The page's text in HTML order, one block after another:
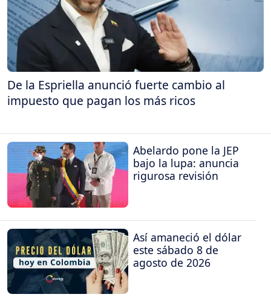
De la Espriella anunció fuerte cambio al
impuesto que pagan los más ricos
Abelardo pone la JEP
bajo la lupa: anuncia
rigurosa revisión
Así amaneció el dólar
este sábado 8 de
agosto de 2026